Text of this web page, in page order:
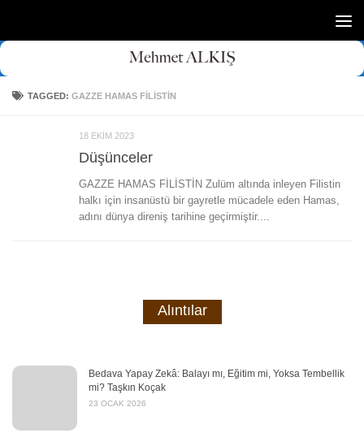
TAGGED:GAZZE HAMAS FİLİSTİN
18 EKIM 2023
Düşünceler
GAZZE HAMAS FİLİSTİN Zulüm altında inleyen Filistin
halkı için insanüstü bir gayretle mücadele eden Hamas,
adını dünya direniş tarihine geçirmiştir....
Alıntılar
Bedava Yapay Zekâ: Balayı mı, Eğitim mi, Yoksa Tembellik
mi? Taşkın Koçak
23 OCAK 2026